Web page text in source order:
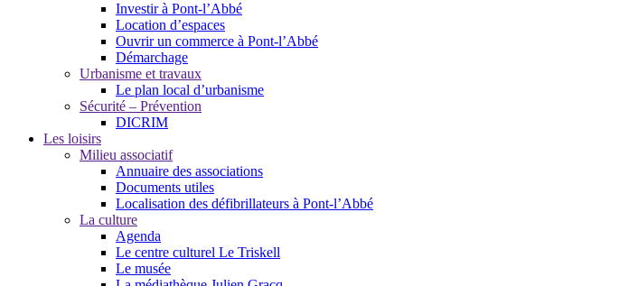
Investir à Pont-l’Abbé
Location d’espaces
Ouvrir un commerce à Pont-l’Abbé
Démarchage
Urbanisme et travaux
Le plan local d’urbanisme
Sécurité – Prévention
DICRIM
Les loisirs
Milieu associatif
Annuaire des associations
Documents utiles
Localisation des défibrillateurs à Pont-l’Abbé
La culture
Agenda
Le centre culturel Le Triskell
Le musée